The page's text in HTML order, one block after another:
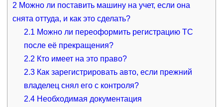
2 Можно ли поставить машину на учет, если она
снята оттуда, и как это сделать?
2.1 Можно ли переоформить регистрацию ТС
после её прекращения?
2.2 Кто имеет на это право?
2.3 Как зарегистрировать авто, если прежний
владелец снял его с контроля?
2.4 Необходимая документация